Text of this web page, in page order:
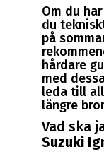
Om du
du
på
hårdare
med
leda till
längre
Vad ska
Suzuki